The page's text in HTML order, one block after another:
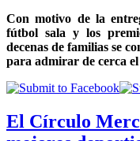
Con motivo de la
fútbol sala y los
decenas de familias se
para admirar de cerca
El Círculo